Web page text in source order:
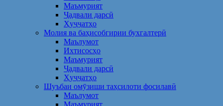
Маъмурият
Ҷадвали дарсӣ
Ҳуҷҷатҳо
Молия ва баҳисобгирии бухгалтерӣ
Маълумот
Ихтисосҳо
Маъмурият
Ҷадвали дарсӣ
Ҳуҷҷатҳо
Шуъбаи омӯзиши таҳсилоти фосилавӣ
Маълумот
Маъмурият